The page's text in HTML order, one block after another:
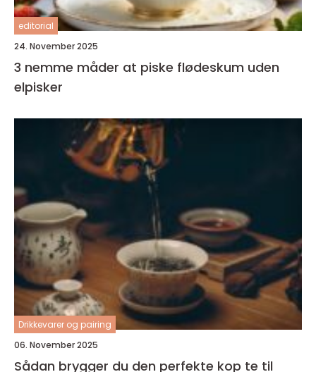
editorial
24. November 2025
3 nemme måder at piske flødeskum uden
elpisker
Drikkevarer og pairing
06. November 2025
Sådan brygger du den perfekte kop te til